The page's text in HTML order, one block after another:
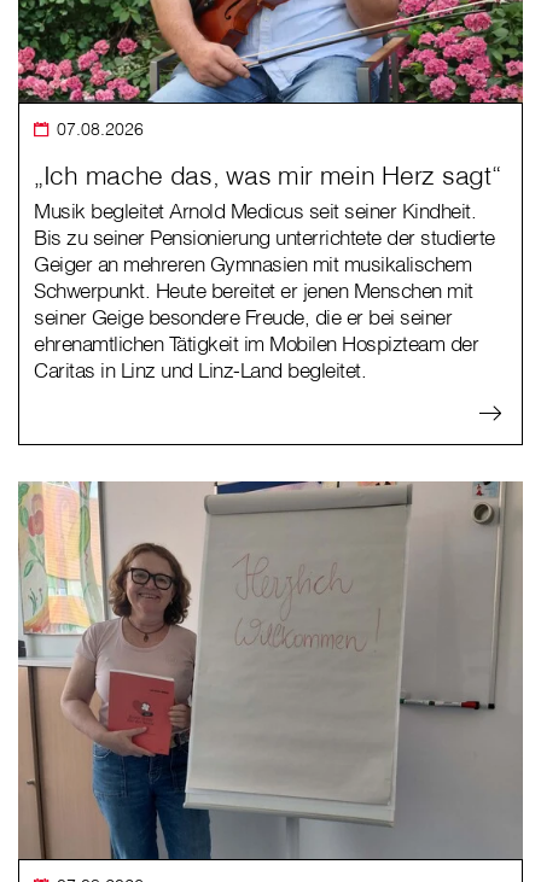
07.08.2026
„Ich mache das, was mir mein Herz sagt“
Musik begleitet Arnold Medicus seit seiner Kindheit.
Bis zu seiner Pensionierung unterrichtete der studierte
Geiger an mehreren Gymnasien mit musikalischem
Schwerpunkt. Heute bereitet er jenen Menschen mit
seiner Geige besondere Freude, die er bei seiner
ehrenamtlichen Tätigkeit im Mobilen Hospizteam der
Caritas in Linz und Linz-Land begleitet.